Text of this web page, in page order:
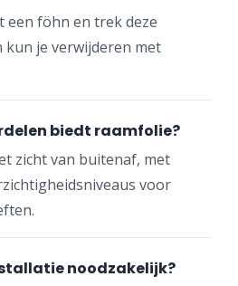
een föhn en trek deze
kun je verwijderen met
biedt raamfolie?
zicht van buitenaf, met
voor
noodzakelijk?